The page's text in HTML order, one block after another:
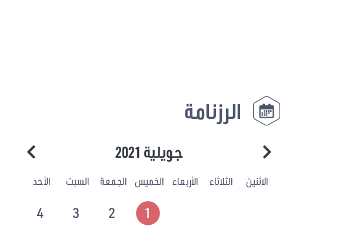
الرزنامة
جويلية 2021
الاثنين الثلاثاء الأربعاء الخميس الجمعة السبت الأحد
1
2
3
4